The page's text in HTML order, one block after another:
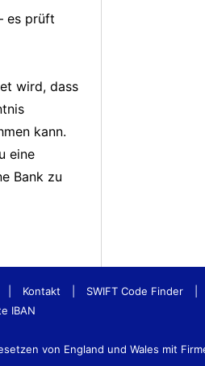
es prüft
wird, dass
kann.
eine
Bank zu
Kontakt SWIFT Code Finder
IBAN
von England und Wales mit